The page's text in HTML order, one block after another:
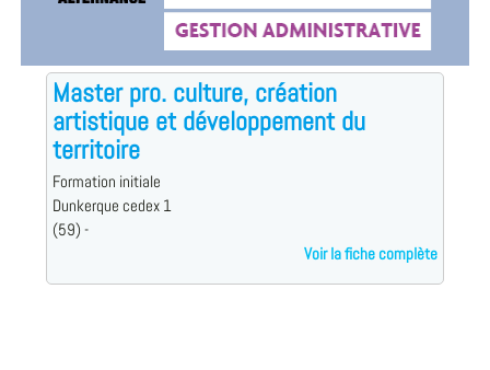
Master pro. culture, création
artistique et développement du
territoire
Formation initiale
Dunkerque cedex 1
(59) -
Voir la fiche complète